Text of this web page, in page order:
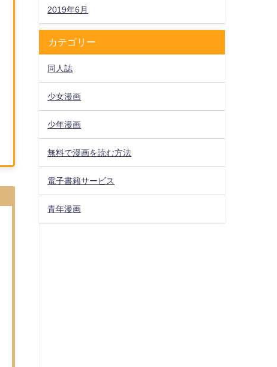
2019年6月
カテゴリー
同人誌
少女漫画
少年漫画
無料で漫画を読む方法
電子書籍サービス
青年漫画